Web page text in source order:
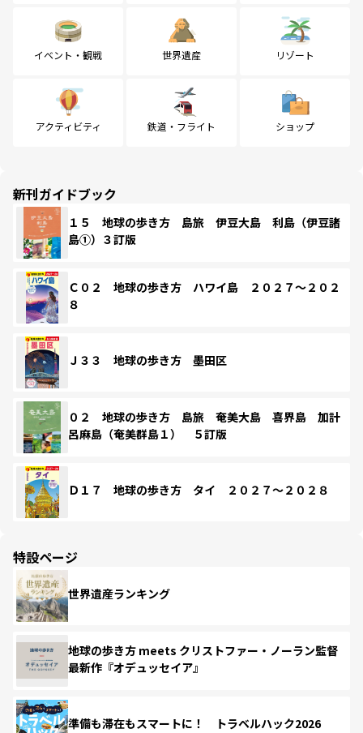
イベント・観戦 世界遺産 リゾート
アクティビティ 鉄道・フライト ショップ
新刊ガイドブック
１５ 地球の歩き方 島旅 伊豆大島 利島（伊豆諸
島①）３訂版
Ｃ０２ 地球の歩き方 ハワイ島 ２０２７～２０２
８
Ｊ３３ 地球の歩き方 墨田区
０２ 地球の歩き方 島旅 奄美大島 喜界島 加計
呂麻島（奄美群島１） ５訂版
Ｄ１７ 地球の歩き方 タイ ２０２７～２０２８
特設ページ
世界遺産ランキング
地球の歩き方 meets クリストファー・ノーラン監督
最新作『オデュッセイア』
準備も滞在もスマートに！ トラベルハック2026